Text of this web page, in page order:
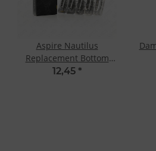
Aspire Nautilus
Replacement Bottom
Vertical Coil 1.8 Ohm
12,45 *